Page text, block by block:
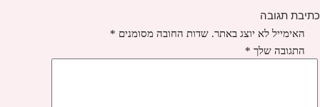
כתיבת תגובה
האימייל לא יוצג באתר. שדות החובה מסומנים *
התגובה שלך *